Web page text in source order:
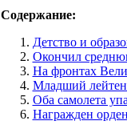
Содержание:
Детство и
Окончил
На фронтах
Младший
Оба самолета
Награжден